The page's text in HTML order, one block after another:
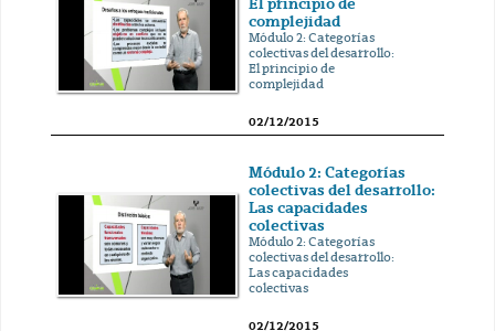
complejidad
Módulo 2: Categorías
colectivas del desarrollo:
El principio de
complejidad
02/12/2015
Módulo 2: Categorías
colectivas del desarrollo:
Las capacidades
colectivas
Módulo 2: Categorías
colectivas del desarrollo:
Las capacidades
colectivas
02/12/2015